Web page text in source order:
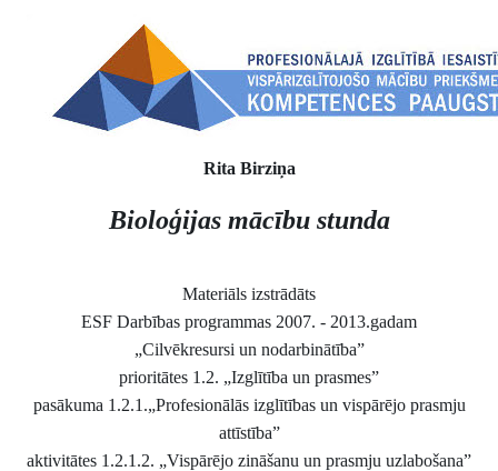
Rita Birziņa
Bioloģijas mācību stunda
Materiāls izstrādāts
ESF Darbības programmas 2007. - 2013.gadam
„Cilvēkresursi un nodarbinātība”
prioritātes 1.2. „Izglītība un prasmes”
pasākuma 1.2.1.„Profesionālās izglītības un vispārējo prasmju
attīstība”
aktivitātes 1.2.1.2. „Vispārējo zināšanu un prasmju uzlabošana”